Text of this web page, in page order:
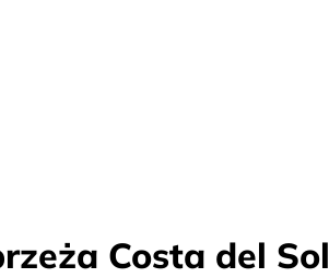
Costa del Sol